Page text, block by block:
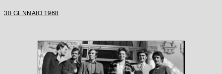
30 GENNAIO 1968